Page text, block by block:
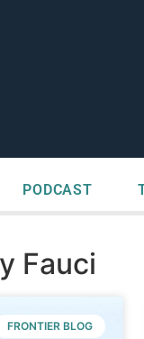
PODCAST
Fauci
FRONTIER BLOG